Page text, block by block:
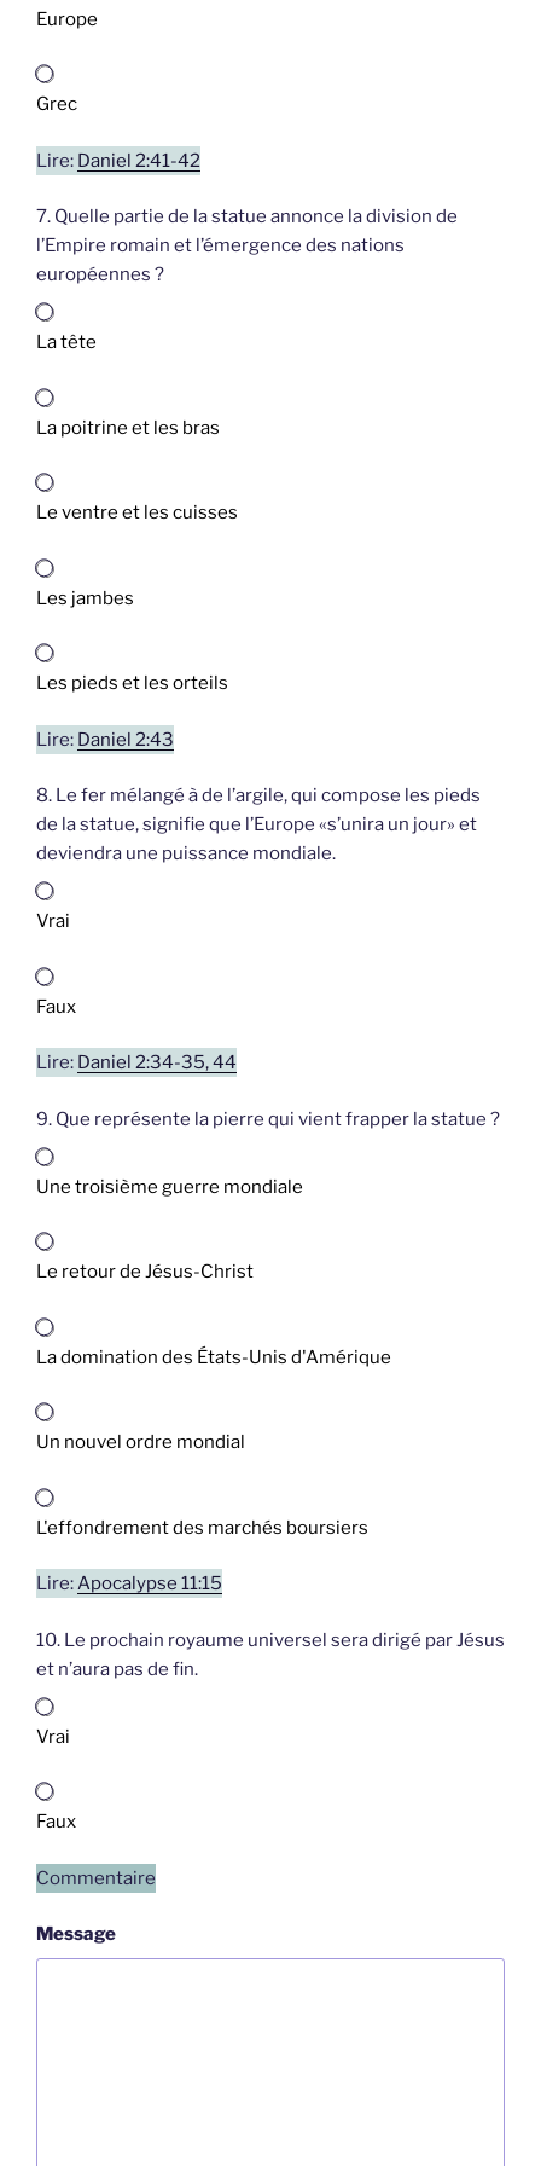
Europe
Grec
Lire: Daniel 2:41-42
7. Quelle partie de la statue annonce la division de
l’Empire romain et l’émergence des nations
européennes ?
La tête
La poitrine et les bras
Le ventre et les cuisses
Les jambes
Les pieds et les orteils
Lire: Daniel 2:43
8. Le fer mélangé à de l’argile, qui compose les pieds
de la statue, signifie que l’Europe «s’unira un jour» et
deviendra une puissance mondiale.
Vrai
Faux
Lire: Daniel 2:34-35, 44
9. Que représente la pierre qui vient frapper la statue ?
Une troisième guerre mondiale
Le retour de Jésus-Christ
La domination des États-Unis d'Amérique
Un nouvel ordre mondial
L'effondrement des marchés boursiers
Lire:Apocalypse 11:15
10. Le prochain royaume universel sera dirigé par Jésus
et n’aura pas de fin.
Vrai
Faux
Commentaire
Message